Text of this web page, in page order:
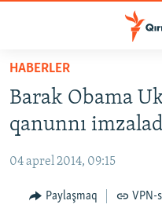
Esas
qaytmaq
Baş
navigatsiyağa
qaytmaq
qaytmaq
HABERLER
İQTİSADİYAT
CEMİYET
MEDENİYET
HABERLER
Barak Obama
qanunnı
04 aprel 2014, 09:15
Paylaşmaq VPN-